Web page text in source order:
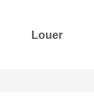
Louer